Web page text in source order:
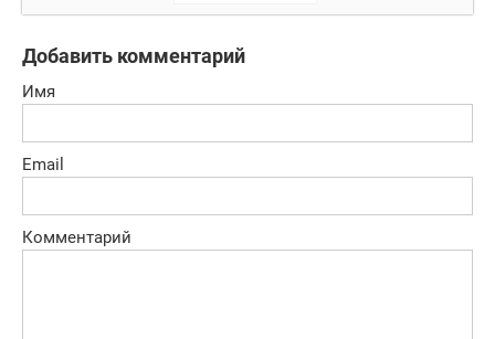
Добавить комментарий
Имя
Email
Комментарий